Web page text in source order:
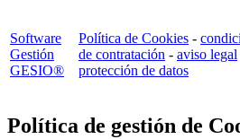
Software
Gestión
GESIO®
Política de Cookies -
de contratación - aviso legal
protección de datos
Política de gestión de